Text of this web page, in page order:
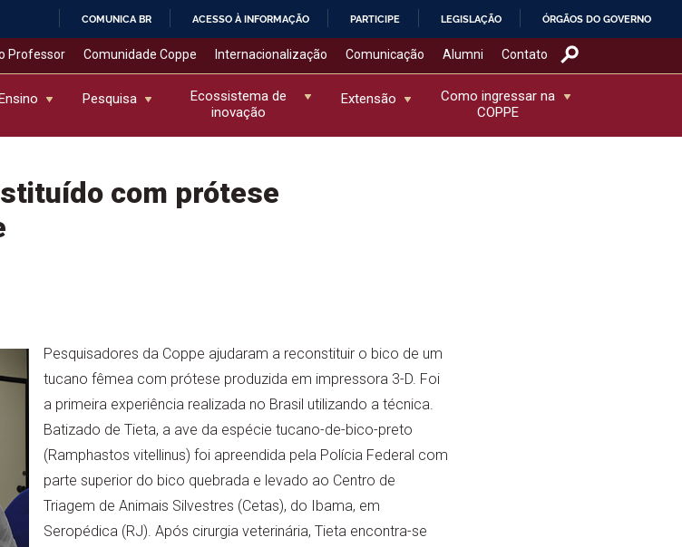
COMUNICA BR ACESSO À INFORMAÇÃO PARTICIPE LEGISLAÇÃO ÓRGÃOS DO GOVERNO
Professor Comunidade Coppe Internacionalização Comunicação Alumni Contato
Pesquisa
Ecossistema de
inovação
Extensão
Como ingressar na
COPPE
com prótese
Pesquisadores da Coppe ajudaram a reconstituir o bico de um
tucano fêmea com prótese produzida em impressora 3-D. Foi
a primeira experiência realizada no Brasil utilizando a técnica.
Batizado de Tieta, a ave da espécie tucano-de-bico-preto
(Ramphastos vitellinus) foi apreendida pela Polícia Federal com
parte superior do bico quebrada e levado ao Centro de
Triagem de Animais Silvestres (Cetas), do Ibama, em
Seropédica (RJ). Após cirurgia veterinária, Tieta encontra-se